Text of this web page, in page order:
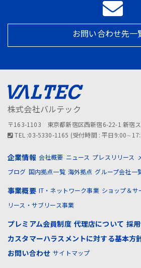
お問い合わせ先一
株式会社バルテック
〒163-1103 東京都新宿区西新宿6-22-1 新宿
TEL :03-5330-1165 (受付時間 : 平日
企業情報 会社概要 ニュース プレスリリース
ブログ 国内拠点一覧 海外拠点 グループ会社一
事業概要 IT・ネットワーク事業 ショップ＆サ
リース・サブリース事業
プレミアム会員制度 代理店について 採
カスタマーハラスメントに対する基本方
お問い合わせ サイトマップ